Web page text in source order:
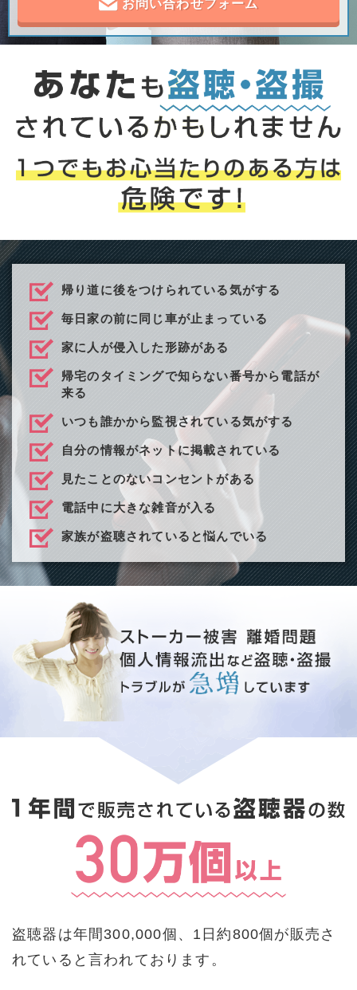
お問い合わせフォーム
帰り道に後をつけられている気がする
毎日家の前に同じ車が止まっている
家に人が侵入した形跡がある
帰宅のタイミングで知らない番号から電話が
来る
いつも誰かから監視されている気がする
自分の情報がネットに掲載されている
見たことのないコンセントがある
電話中に大きな雑音が入る
家族が盗聴されていると悩んでいる
盗聴器は年間300,000個、1日約800個が販売さ
れていると言われております。